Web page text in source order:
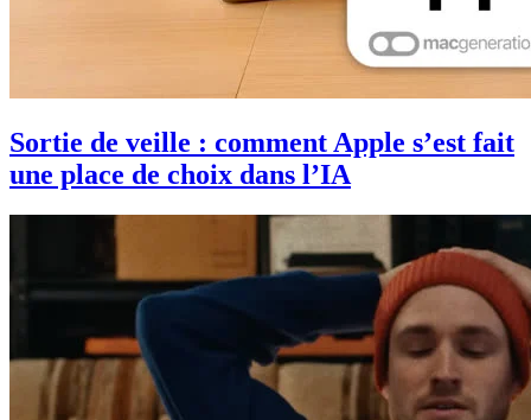
Sortie de veille : comment Apple s’est fait
une place de choix dans l’IA